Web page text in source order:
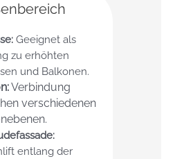
Geeignet als
zu erhöhten
und Balkonen.
Verbindung
verschiedenen
entlang der